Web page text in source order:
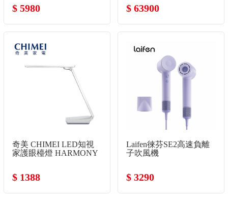
$ 5980 $ 63900
奇美 CHIMEI LED知視
家護眼檯燈 HARMONY
$ 1388
Laifen徠芬SE2高速負離
子吹風機
$ 3290